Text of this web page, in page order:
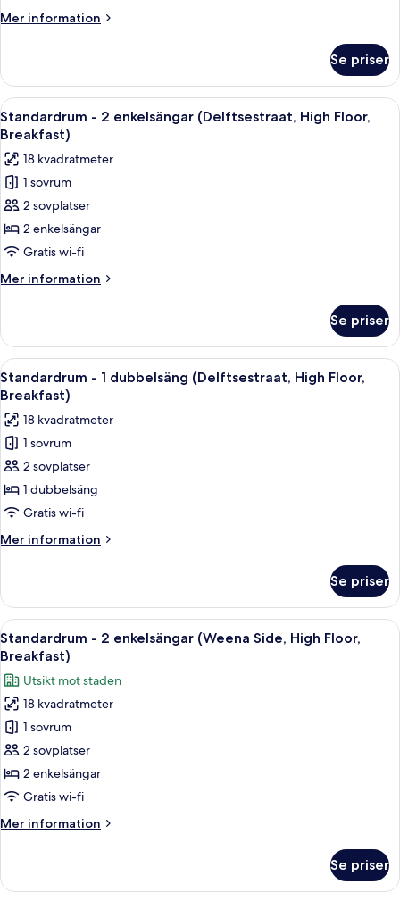
Side,
Mer information
Mer
-
enkelsängar
(Weena
Free
Breakfast)
Se priser
Öppna
alla
foton
för
Standardrum
-
2
enkelsängar
(Delftsestraat,
High
Breakfast)
Ett hotellrum med två sängar, ett
8
Standardrum - 2 enkelsängar (Delftsestraat, High Floor,
Breakfast)
18 kvadratmeter
1 sovrum
2 sovplatser
2 enkelsängar
Gratis wi-fi
Mer information
Mer
-
enkelsängar
(Delftsestraat,
Floor,
Breakfast)
Se priser
Öppna
alla
foton
för
Standardrum
-
1
dubbelsäng
(Delftsestraat,
High
Breakfast)
Ett hotellrum med en stor säng, ett
8
Standardrum - 1 dubbelsäng (Delftsestraat, High Floor,
Breakfast)
18 kvadratmeter
1 sovrum
2 sovplatser
1 dubbelsäng
Gratis wi-fi
Mer information
Mer
-
dubbelsäng
(Delftsestraat,
Floor,
Breakfast)
Se priser
Öppna
alla
foton
för
Standardrum
-
2
enkelsängar
(Weena
High
Ett hotellrum med två sängar, ett
8
Standardrum - 2 enkelsängar (Weena Side, High Floor,
Breakfast)
Utsikt mot staden
18 kvadratmeter
1 sovrum
2 sovplatser
2 enkelsängar
Gratis wi-fi
Mer information
Mer
-
Se priser